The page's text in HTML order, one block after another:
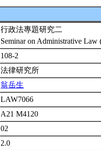
行政法專題研究二
Seminar on Administrative Law
108-2
法律研究所
翁岳生
LAW7066
A21 M4120
02
2.0